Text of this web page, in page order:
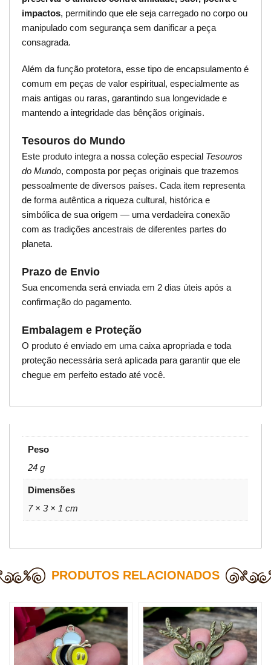
impactos, permitindo que ele seja carregado no corpo ou
manipulado com segurança sem danificar a peça
consagrada.
Além da função protetora, esse tipo de encapsulamento é
comum em peças de valor espiritual, especialmente as
mais antigas ou raras, garantindo sua longevidade e
mantendo a integridade das bênçãos originais.
Tesouros do Mundo
Este produto integra a nossa coleção especial Tesouros
do Mundo, composta por peças originais que trazemos
pessoalmente de diversos países. Cada item representa
de forma autêntica a riqueza cultural, histórica e
simbólica de sua origem — uma verdadeira conexão
com as tradições ancestrais de diferentes partes do
planeta.
Prazo de Envio
Sua encomenda será enviada em 2 dias úteis após a
confirmação do pagamento.
Embalagem e Proteção
O produto é enviado em uma caixa apropriada e toda
proteção necessária será aplicada para garantir que ele
chegue em perfeito estado até você.
Peso
24 g
Dimensões
7 × 3 × 1 cm
PRODUTOS RELACIONADOS